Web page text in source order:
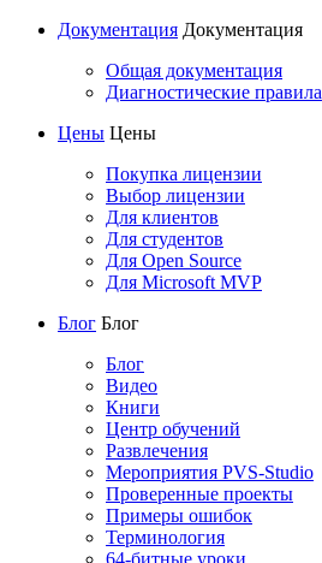
Документация Документация
Общая документация
Диагностические правила
Цены Цены
Покупка лицензии
Выбор лицензии
Для клиентов
Для студентов
Для Open Source
Для Microsoft MVP
Блог Блог
Блог
Видео
Книги
Центр обучений
Развлечения
Мероприятия PVS-Studio
Проверенные проекты
Примеры ошибок
Терминология
64-битные уроки